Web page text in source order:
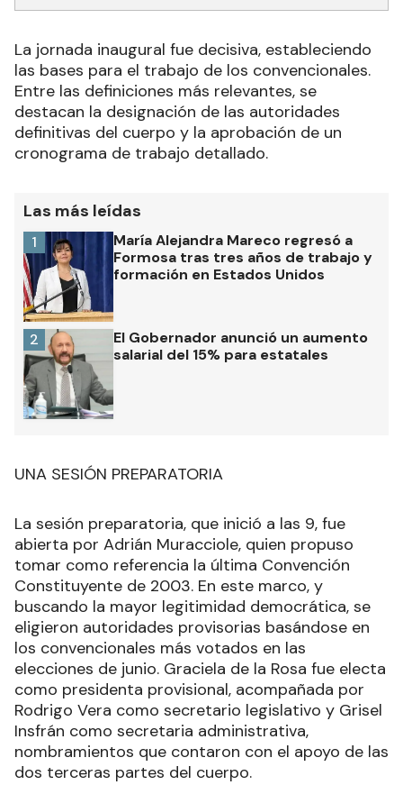
La jornada inaugural fue decisiva, estableciendo
las bases para el trabajo de los convencionales.
Entre las definiciones más relevantes, se
destacan la designación de las autoridades
definitivas del cuerpo y la aprobación de un
cronograma de trabajo detallado.
Las más leídas
María Alejandra Mareco regresó a
Formosa tras tres años de trabajo y
formación en Estados Unidos
1
El Gobernador anunció un aumento
salarial del 15% para estatales
2
UNA SESIÓN PREPARATORIA
La sesión preparatoria, que inició a las 9, fue
abierta por Adrián Muracciole, quien propuso
tomar como referencia la última Convención
Constituyente de 2003. En este marco, y
buscando la mayor legitimidad democrática, se
eligieron autoridades provisorias basándose en
los convencionales más votados en las
elecciones de junio. Graciela de la Rosa fue electa
como presidenta provisional, acompañada por
Rodrigo Vera como secretario legislativo y Grisel
Insfrán como secretaria administrativa,
nombramientos que contaron con el apoyo de las
dos terceras partes del cuerpo.